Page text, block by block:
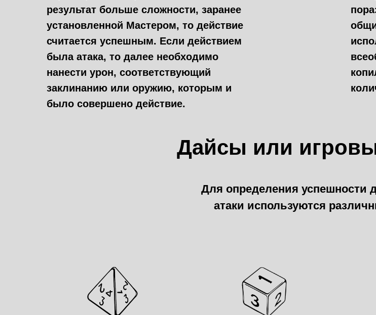
результат больше сложности, заранее
установленной Мастером, то действие
считается успешным. Если действием
была атака, то далее необходимо
нанести урон, соответствующий
заклинанию или оружию, которым и
было совершено действие.
Дайсы или
Для определения успешности
атаки используются